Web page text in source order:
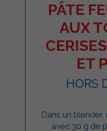
PÂTE
AUX
ET
HORS
Dans un
avec 30 g de